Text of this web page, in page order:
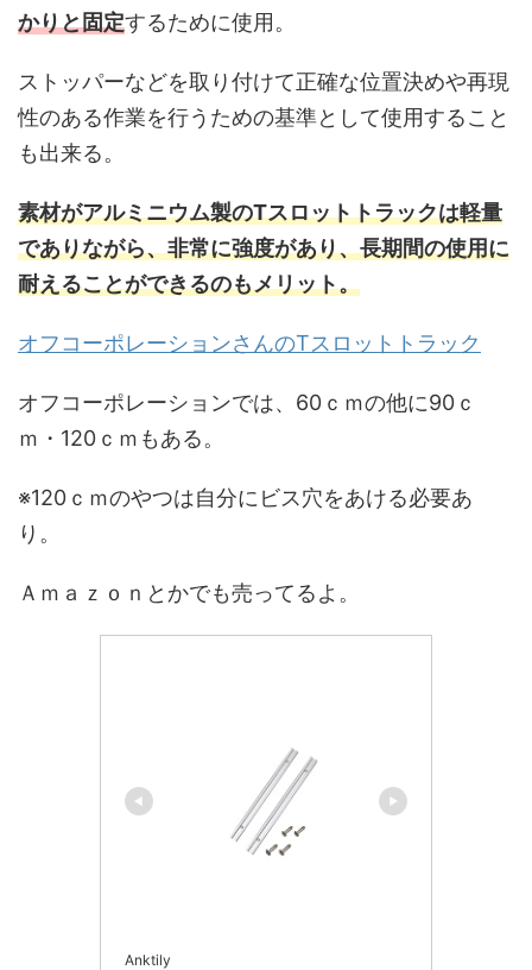
かりと固定するために使用。
ストッパーなどを取り付けて正確な位置決めや再現
性のある作業を行うための基準として使用すること
も出来る。
素材がアルミニウム製のTスロットトラックは軽量
でありながら、非常に強度があり、長期間の使用に
耐えることができるのもメリット。
オフコーポレーションさんのTスロットトラック
オフコーポレーションでは、60ｃｍの他に90ｃ
ｍ・120ｃｍもある。
※120ｃｍのやつは自分にビス穴をあける必要あ
り。
Ａｍａｚｏｎとかでも売ってるよ。
Anktily